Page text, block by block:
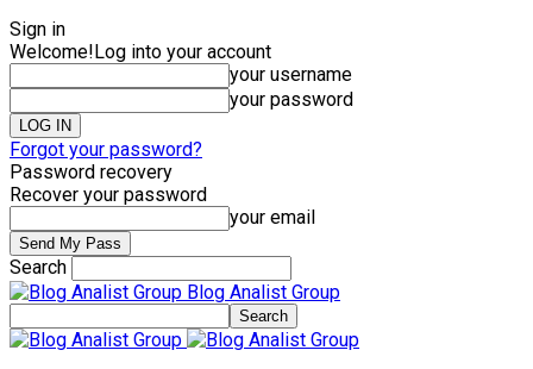
Sign in
Welcome!Log into your account
your username
your password
Forgot your password?
Password recovery
Recover your password
your email
Search
Blog Analist Group